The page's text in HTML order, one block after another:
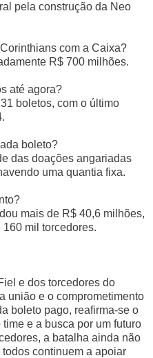
pela construção da Neo
com a Caixa?
R$ 700 milhões.
até agora?
boletos, com o último
boleto?
das doações angariadas
uma quantia fixa.
mais de R$ 40,6 milhões,
mil torcedores.
e dos torcedores do
união e o comprometimento
boleto pago, reafirma-se o
e a busca por um futuro
a batalha ainda não
continuem a apoiar